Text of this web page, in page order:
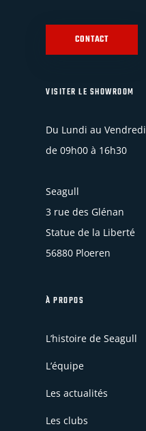
CONTACT
VISITER LE SHOWROOM
Du Lundi au Vendredi
de 09h00 à 16h30
Seagull
3 rue des Glénan
Statue de la Liberté
56880 Ploeren
À PROPOS
L’histoire de Seagull
L’équipe
Les actualités
Les clubs